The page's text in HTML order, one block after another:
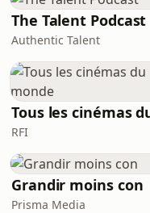
The Talent Podcast
Authentic Talent
RFI
Grandir moins con
Prisma Media